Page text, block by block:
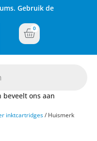
Gebruik de
0
beveelt ons aan
inktcartridges/ Huismerk